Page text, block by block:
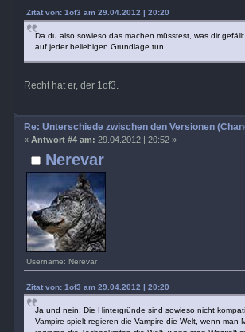
Zitat von: 1of3 am 29.04.2012 | 20:20
Da du also sowieso das machen müsstest, was dir
auf jeder beliebigen Grundlage tun.
Recht hat er, der 1of3.
Nerevar
Username: Nerevar
Re: Unterschiede zwischen den Versionen
« Antwort #4 am: 29.04.2012 | 20:52 »
Zitat von: 1of3 am 29.04.2012 | 20:20
Ja und nein. Die Hintergründe sind sowieso nicht
Vampire spielt regieren die Vampire die Welt, wenn man